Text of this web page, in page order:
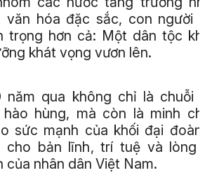
văn hóa đặc sắc, con người
trọng hơn cả: Một dân tộc
khát vọng vươn lên.
năm qua không chỉ là chuỗi
hùng, mà còn là minh
sức mạnh của khối đại
cho bản lĩnh, trí tuệ và lòng
của nhân dân Việt Nam.